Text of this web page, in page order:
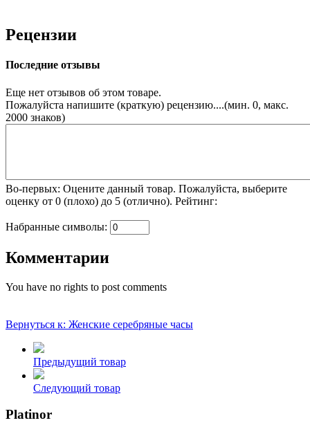
Рецензии
Последние отзывы
Еще нет отзывов об этом товаре.
Пожалуйста напишите (краткую) рецензию....(мин. 0, макс.
2000 знаков)
Во-первых: Оцените данный товар. Пожалуйста, выберите
оценку от 0 (плохо) до 5 (отлично). Рейтинг:
Набранные символы:
Комментарии
You have no rights to post comments
Вернуться к: Женские серебряные часы
Предыдущий товар
Следующий товар
Platinor